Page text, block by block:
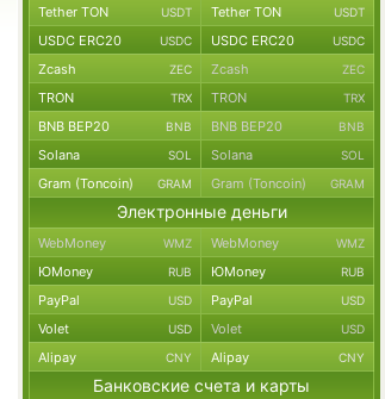
Tether TON USDT Tether TON USDT
USDC ERC20 USDC USDC ERC20 USDC
Zcash ZEC Zcash ZEC
TRON TRX TRON TRX
BNB BEP20 BNB BNB BEP20 BNB
Solana SOL Solana SOL
Gram (Toncoin) GRAM Gram (Toncoin) GRAM
Электронные деньги
WebMoney WMZ WebMoney WMZ
ЮMoney RUB ЮMoney RUB
PayPal USD PayPal USD
Volet USD Volet USD
Alipay CNY Alipay CNY
Банковские счета и карты